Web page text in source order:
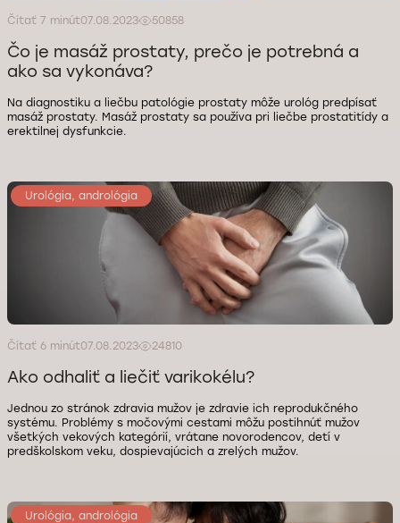
Čítať 7 minút07.08.2023 50858
Čo je masáž prostaty, prečo je potrebná a
ako sa vykonáva?
Na diagnostiku a liečbu patológie prostaty môže urológ predpísať
masáž prostaty. Masáž prostaty sa používa pri liečbe prostatitídy a
erektilnej dysfunkcie.
Urológia, andrológia
Čítať 6 minút07.08.2023 24810
Ako odhaliť a liečiť varikokélu?
Jednou zo stránok zdravia mužov je zdravie ich reprodukčného
systému. Problémy s močovými cestami môžu postihnúť mužov
všetkých vekových kategórií, vrátane novorodencov, detí v
predškolskom veku, dospievajúcich a zrelých mužov.
Urológia, andrológia